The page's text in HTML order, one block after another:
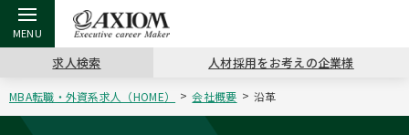
戻る
戻る
戻る
戻る
戻る
戻る
求人検索 人材採用をお考えの企業様
MBA転職・外資系求人（HOME） 会社概要 沿革